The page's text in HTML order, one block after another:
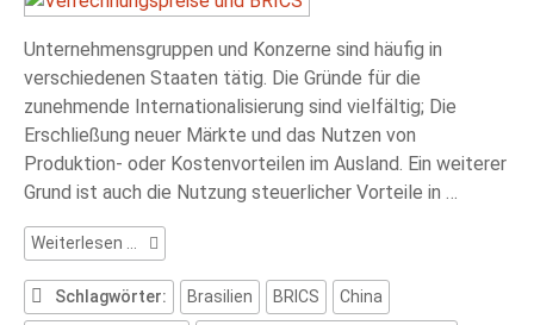
Unternehmensgruppen und Konzerne sind häufig in
verschiedenen Staaten tätig. Die Gründe für die
zunehmende Internationalisierung sind vielfältig; Die
Erschließung neuer Märkte und das Nutzen von
Produktion- oder Kostenvorteilen im Ausland. Ein weiterer
Grund ist auch die Nutzung steuerlicher Vorteile in …
Weiterlesen …
Verrechnungspreise
und
BRICS
Schlagwörter: Brasilien BRICS China